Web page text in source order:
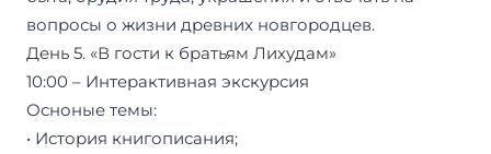
вопросы о жизни древних новгородцев.
День 5. «В гости к братьям Лихудам»
10:00 – Интерактивная экскурсия
Осноные темы:
• История книгописания;